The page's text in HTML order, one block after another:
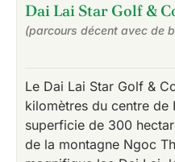
Dai Lai Star Golf &
(parcours décent avec de
Le Dai Lai Star Golf &
kilomètres du centre de
superficie de 300
de la montagne Ngoc